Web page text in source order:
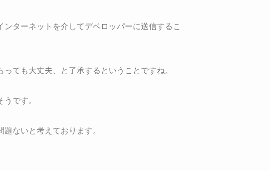
ターネットを介してデベロッパーに送信するこ
ても大丈夫、と了承するということですね。
です。
ないと考えております。